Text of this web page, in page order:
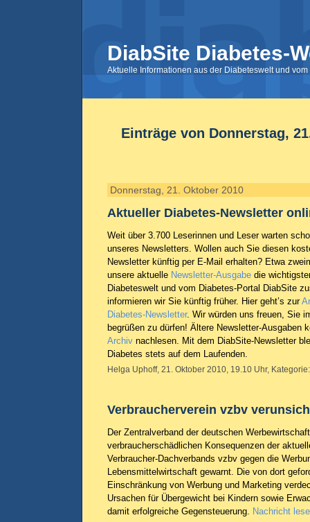
DiabSite Diabetes-
Aktuelle Informationen aus der Diabeteswelt und
Einträge von Donnerstag,
Donnerstag, 21. Oktober 2010
Aktueller Diabetes-Newsletter
Weit über 3.700 Leserinnen und Leser warten
unseres Newsletters. Wollen auch Sie diesen
Newsletter künftig per E-Mail erhalten? Etwa
unsere aktuelle Newsletter-Ausgabe die
Diabeteswelt und vom Diabetes-Portal DiabSite
informieren wir Sie künftig früher. Hier geht’s zur
Diabetes-Newsletter. Wir würden uns freuen, Sie
begrüßen zu dürfen! Ältere Newsletter-Ausgaben
Archiv nachlesen. Mit dem DiabSite-Newsletter
Diabetes stets auf dem Laufenden.
Helga Uphoff, 21. Oktober 2010, 19.10 Uhr,
Verbraucherverein vzbv
Der Zentralverband der deutschen
verbraucherschädlichen Konsequenzen der
Verbraucher-Dachverbands vzbv gegen die
Lebensmittelwirtschaft gewarnt. Die von dort
Einschränkung von Werbung und Marketing
Ursachen für Übergewicht bei Kindern sowie
damit erfolgreiche Gegensteuerung. Nachricht